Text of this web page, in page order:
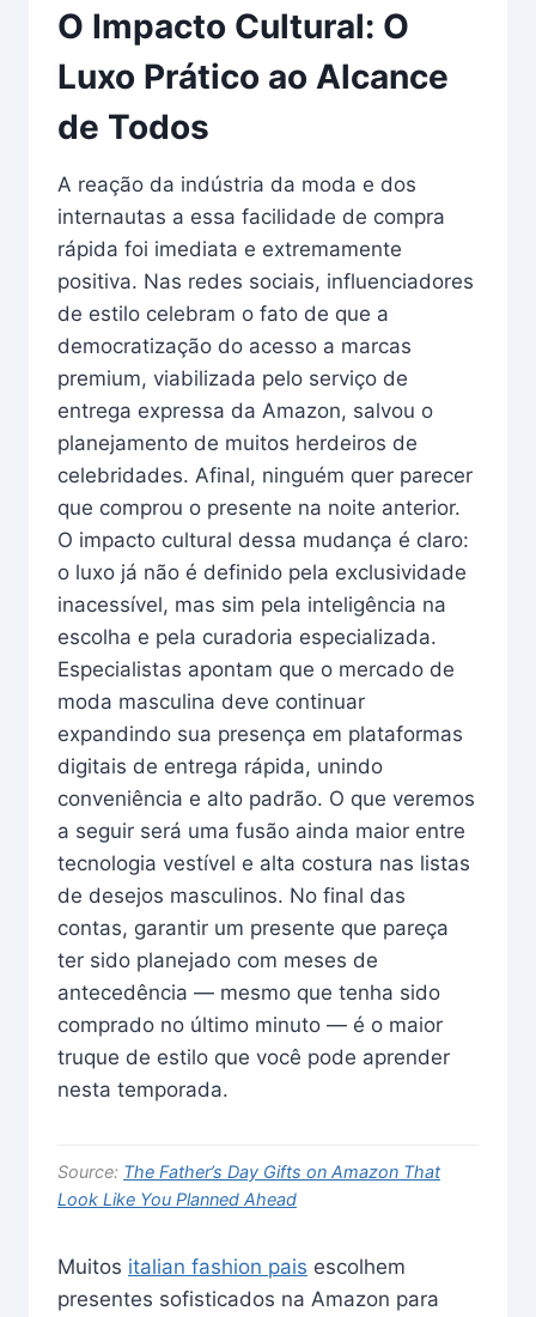
O Impacto Cultural: O
Luxo Prático ao Alcance
de Todos
A reação da indústria da moda e dos
internautas a essa facilidade de compra
rápida foi imediata e extremamente
positiva. Nas redes sociais, influenciadores
de estilo celebram o fato de que a
democratização do acesso a marcas
premium, viabilizada pelo serviço de
entrega expressa da Amazon, salvou o
planejamento de muitos herdeiros de
celebridades. Afinal, ninguém quer parecer
que comprou o presente na noite anterior.
O impacto cultural dessa mudança é claro:
o luxo já não é definido pela exclusividade
inacessível, mas sim pela inteligência na
escolha e pela curadoria especializada.
Especialistas apontam que o mercado de
moda masculina deve continuar
expandindo sua presença em plataformas
digitais de entrega rápida, unindo
conveniência e alto padrão. O que veremos
a seguir será uma fusão ainda maior entre
tecnologia vestível e alta costura nas listas
de desejos masculinos. No final das
contas, garantir um presente que pareça
ter sido planejado com meses de
antecedência — mesmo que tenha sido
comprado no último minuto — é o maior
truque de estilo que você pode aprender
nesta temporada.
Source: The Father’s Day Gifts on Amazon That
Look Like You Planned Ahead
Muitos italian fashion pais escolhem
presentes sofisticados na Amazon para